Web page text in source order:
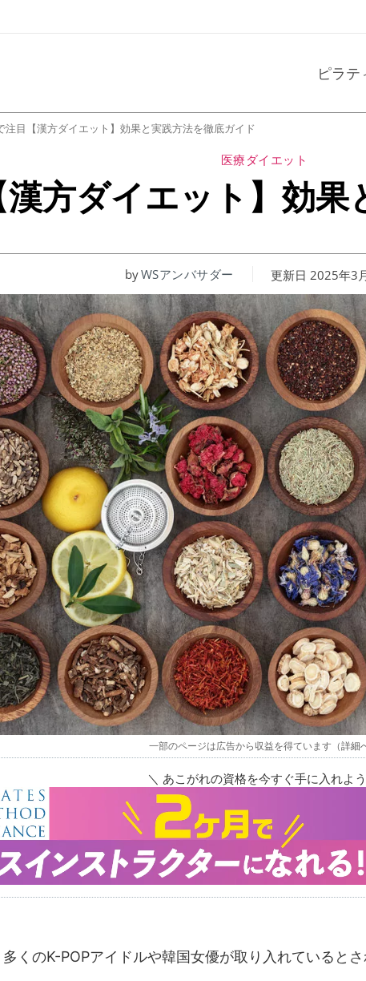
ピラテ
注目【漢方ダイエット】効果と実践方法を徹底ガイド
医療ダイエット
方ダイエット】効果
byWSアンバサダー 更新日 2025年3
一部のページは広告から収益を得ています（詳細
＼ あこがれの資格を今すぐ手に入れよ
くのK-POPアイドルや韓国女優が取り入れているとさ